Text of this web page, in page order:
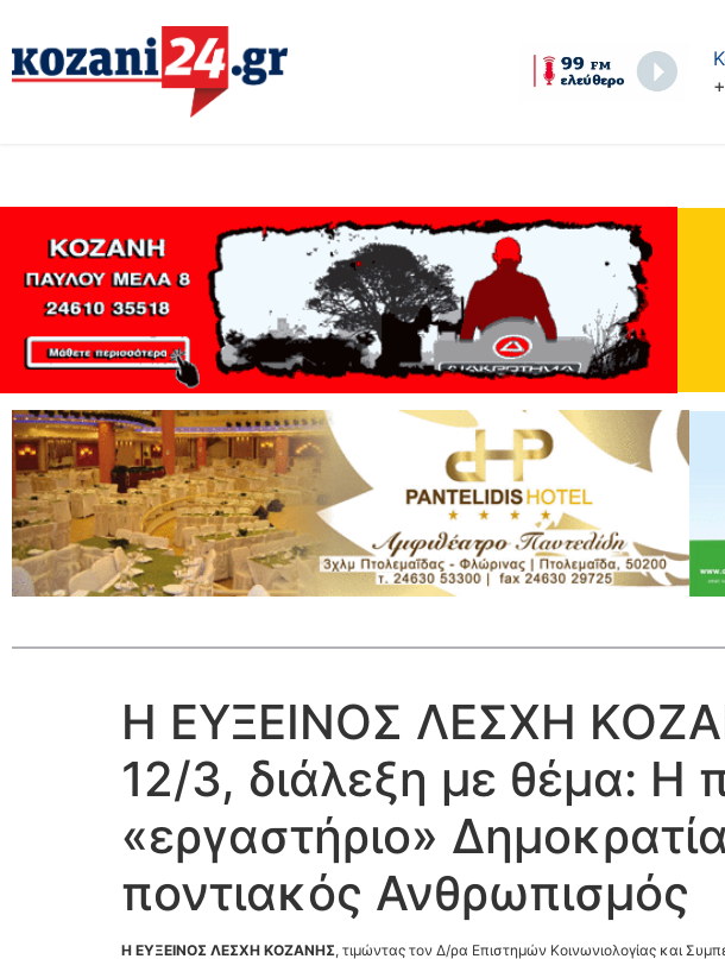
+
Η ΕΥΞΕΙΝΟΣ ΛΕΣΧΗ
12/3, διάλεξη με θέμα: Η
«εργαστήριο»
ποντιακός Ανθρωπισμός
Η ΕΥΞΕΙΝΟΣ ΛΕΣΧΗ ΚΟΖΑΝΗΣ, τιμώντας τον Δ/ρα Επιστημών Κοινωνιολογίας και